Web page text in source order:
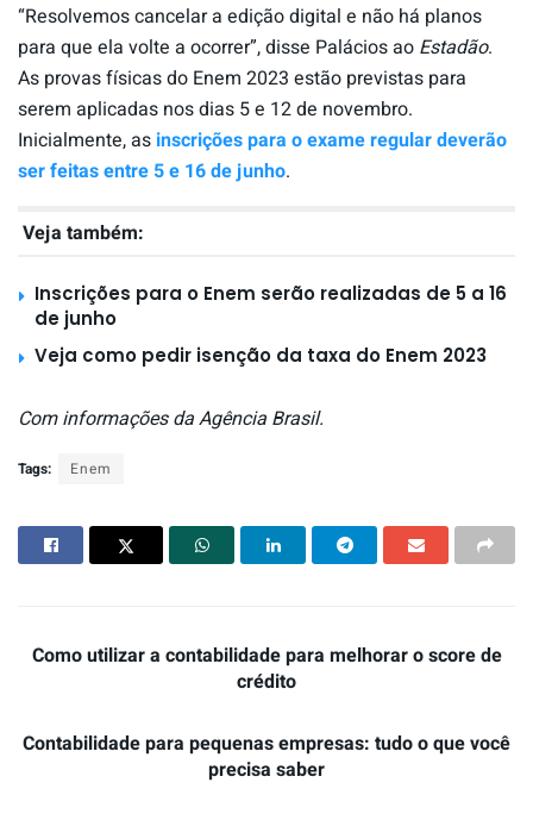
“Resolvemos cancelar a edição digital e não há planos
para que ela volte a ocorrer”, disse Palácios ao Estadão.
As provas físicas do Enem 2023 estão previstas para
serem aplicadas nos dias 5 e 12 de novembro.
Inicialmente, as inscrições para o exame regular deverão
ser feitas entre 5 e 16 de junho.
Veja também:
Inscrições para o Enem serão realizadas de 5 a 16
de junho
Veja como pedir isenção da taxa do Enem 2023
Com informações da Agência Brasil.
Tags: Enem
Como utilizar a contabilidade para melhorar o score de
crédito
Contabilidade para pequenas empresas: tudo o que você
precisa saber